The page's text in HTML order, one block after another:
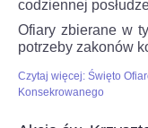
codziennej
Ofiary zbierane w
potrzeby zakonów
Czytaj więcej: Święto
Konsekrowanego